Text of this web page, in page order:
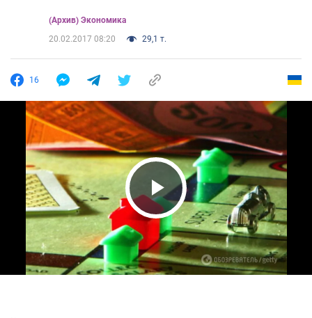
(Архив) Экономика
20.02.2017 08:20
29,1 т.
16
Play Video